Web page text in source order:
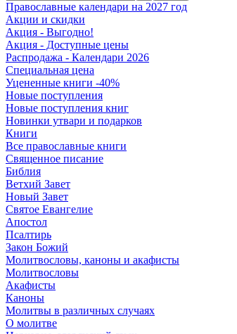
Православные календари на 2027 год
Акции и скидки
Акция - Выгодно!
Акция - Доступные цены
Распродажа - Календари 2026
Специальная цена
Уцененные книги -40%
Новые поступления
Новые поступления книг
Новинки утвари и подарков
Книги
Все православные книги
Священное писание
Библия
Ветхий Завет
Новый Завет
Святое Евангелие
Апостол
Псалтирь
Закон Божий
Молитвословы, каноны и акафисты
Молитвословы
Акафисты
Каноны
Молитвы в различных случаях
О молитве